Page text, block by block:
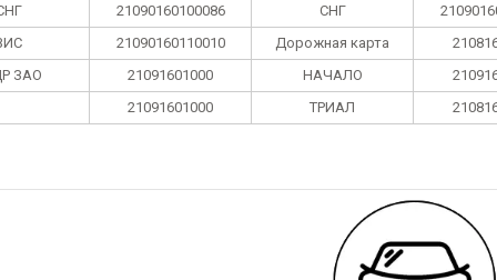
21090160100086 СНГ
21090160110010 Дорожная карта
ЗАО
21091601000 НАЧАЛО
21091601000
ТРИАЛ